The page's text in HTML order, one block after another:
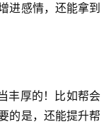
进感情，还能拿到
丰厚的！比如帮会
的是，还能提升帮